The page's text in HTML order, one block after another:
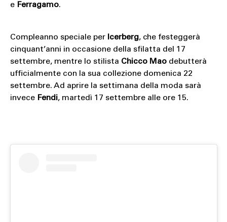
e Ferragamo.
Compleanno speciale per Icerberg, che festeggerà
cinquant’anni in occasione della sfilatta del 17
settembre, mentre lo stilista Chicco Maodebutterà
ufficialmente con la sua collezione domenica 22
settembre. Ad aprire la settimana della moda sarà
invece Fendi, martedì 17 settembre alle ore 15.